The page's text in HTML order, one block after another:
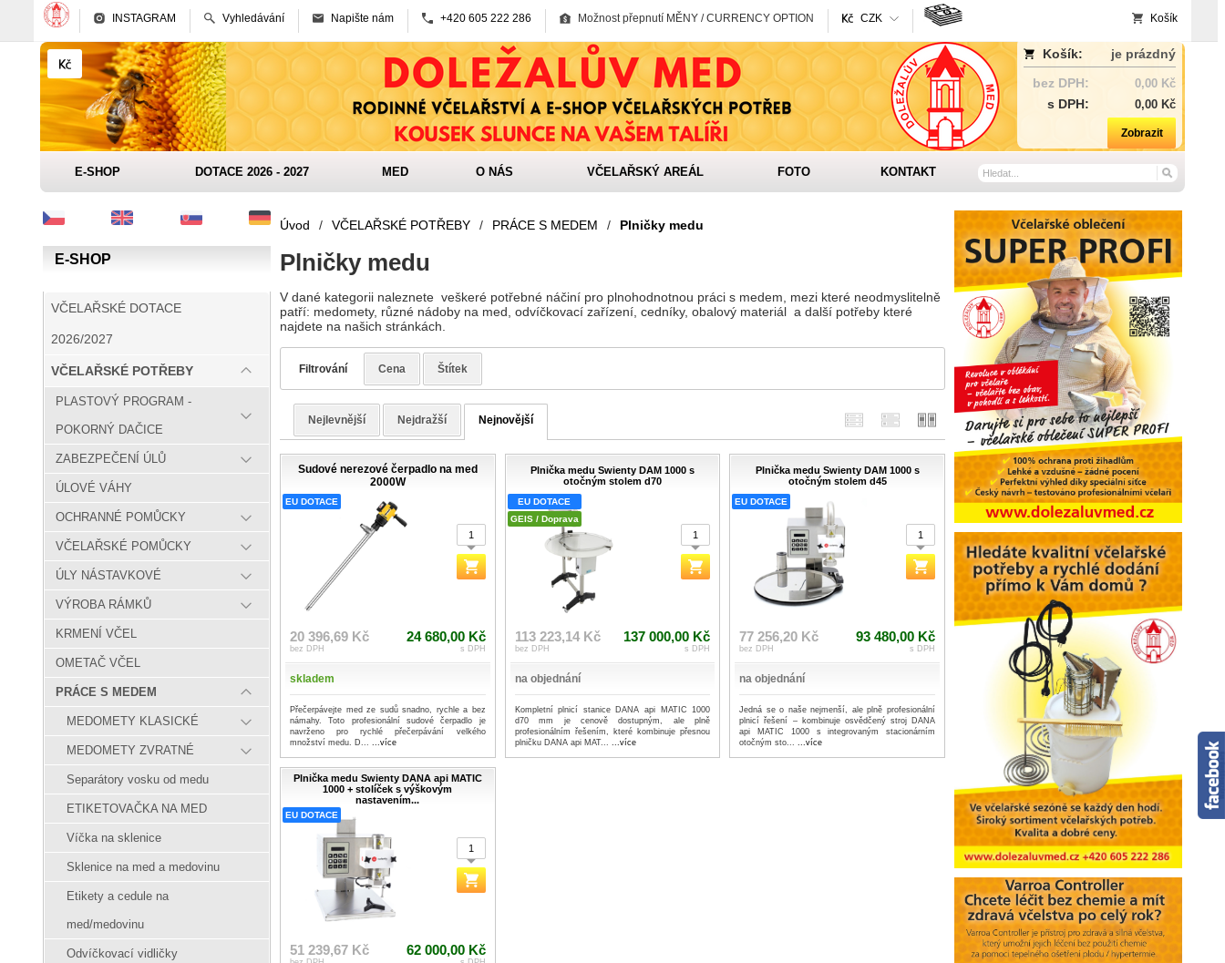
INSTAGRAM Vyhledávání Napište nám +420 605 222 286 Možnost přepnutí MĚNY / CURRENCY OPTION CZK Košík
Košík:
je prázdný
bez DPH:
0,00 Kč
s DPH: 0,00 Kč
Zobrazit
E-SHOP DOTACE 2026 - 2027 MED O NÁS VČELAŘSKÝ AREÁL FOTO KONTAKT
E-SHOP
VČELAŘSKÉ DOTACE
2026/2027
VČELAŘSKÉ POTŘEBY
PLASTOVÝ PROGRAM -
POKORNÝ DAČICE
ZABEZPEČENÍ ÚLŮ
ÚLOVÉ VÁHY
OCHRANNÉ POMŮCKY
VČELAŘSKÉ POMŮCKY
ÚLY NÁSTAVKOVÉ
VÝROBA RÁMKŮ
KRMENÍ VČEL
OMETAČ VČEL
PRÁCE S MEDEM
MEDOMETY KLASICKÉ
MEDOMETY ZVRATNÉ
Separátory vosku od medu
ETIKETOVAČKA NA MED
Víčka na sklenice
Sklenice na med a medovinu
Etikety a cedule na
med/medovinu
Odvíčkovací vidličky
Úvod / VČELAŘSKÉ POTŘEBY / PRÁCE S MEDEM / Plničky medu
Plničky medu
V dané kategorii naleznete veškeré potřebné náčiní pro plnohodnotnou práci s medem, mezi které neodmyslitelně
patří: medomety, různé nádoby na med, odvíčkovací zařízení, cedníky, obalový materiál a další potřeby které
najdete na našich stránkách.
Filtrování Cena Štítek
Nejlevnější Nejdražší Nejnovější
Sudové nerezové čerpadlo na med
2000W
EU DOTACE
20 396,69 Kč
bez DPH
24 680,00 Kč
s DPH
skladem
Přečerpávejte med ze sudů snadno, rychle a bez
námahy. Toto profesionální sudové čerpadlo je
navrženo pro rychlé přečerpávání velkého
množství medu. D... ...více
Plnička medu Swienty DAM 1000 s
otočným stolem d70
EU DOTACE
GEIS / Doprava
113 223,14 Kč
bez DPH
137 000,00 Kč
s DPH
na objednání
Kompletní plnicí stanice DANA api MATIC 1000
d70 mm je cenově dostupným, ale plně
profesionálním řešením, které kombinuje přesnou
plničku DANA api MAT... ...více
Plnička medu Swienty DAM 1000 s
otočným stolem d45
EU DOTACE
77 256,20 Kč
bez DPH
93 480,00 Kč
s DPH
na objednání
Jedná se o naše nejmenší, ale plně profesionální
plnicí řešení – kombinuje osvědčený stroj DANA
api MATIC 1000 s integrovaným stacionárním
otočným sto......více
Plnička medu Swienty DANA api MATIC
1000 + stolíček s výškovým
nastavením...
EU DOTACE
51 239,67 Kč 62 000,00 Kč